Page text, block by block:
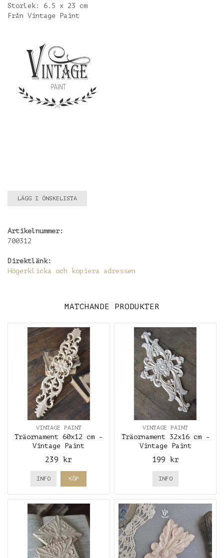
Storlek: 6.5 x 23 cm
Från Vintage Paint
LÄGG I ÖNSKELISTA
Artikelnummer:
700312
Direktlänk:
Högerklicka och kopiera adressen
MATCHANDE PRODUKTER
VINTAGE PAINT
Träornament 60x12 cm -
Vintage Paint
239 kr
INFO KÖP
VINTAGE PAINT
Träornament 32x16 cm -
Vintage Paint
199 kr
INFO